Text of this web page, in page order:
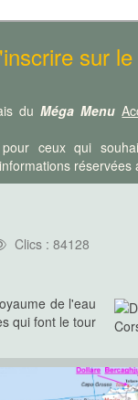
sur
duMéga Menu
ceux qui
réservées
Clics : 84128
de l'eau
qui font le tour